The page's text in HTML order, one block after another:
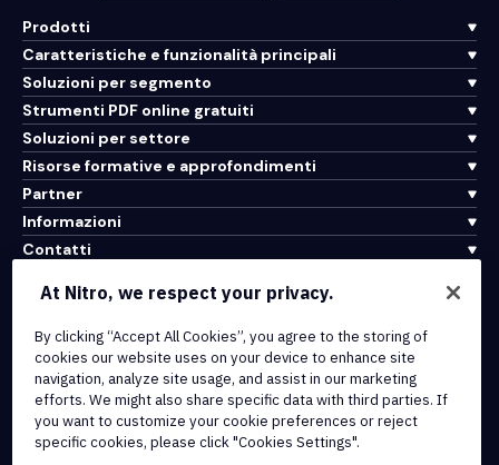
Prodotti
Caratteristiche e funzionalità principali
Soluzioni per segmento
Strumenti PDF online gratuiti
Soluzioni per settore
Risorse formative e approfondimenti
Partner
Informazioni
Contatti
Integrazioni e connettività API
Termini di servizio
Politica sui cookie
Politica sul copyright
Tutti i termini e le politiche
At Nitro, we respect your privacy.
By clicking “Accept All Cookies”, you agree to the storing of
cookies our website uses on your device to enhance site
navigation, analyze site usage, and assist in our marketing
efforts. We might also share specific data with third parties. If
you want to customize your cookie preferences or reject
specific cookies, please click "Cookies Settings".